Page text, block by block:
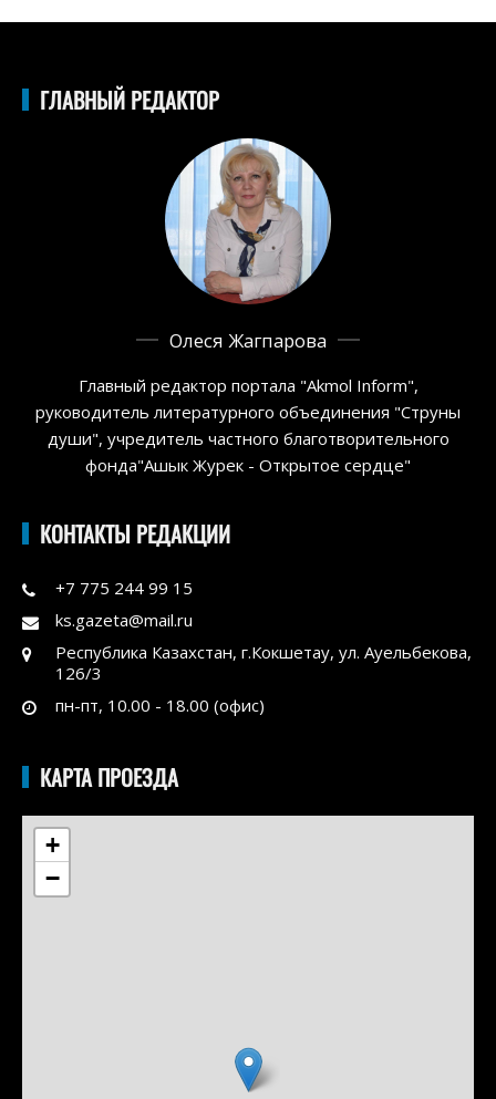
ГЛАВНЫЙ РЕДАКТОР
Олеся Жагпарова
Главный редактор портала "Akmol Inform",
руководитель литературного объединения "Струны
души", учредитель частного благотворительного
фонда"Ашык Журек - Открытое сердце"
КОНТАКТЫ РЕДАКЦИИ
+7 775 244 99 15
ks.gazeta@mail.ru
Республика Казахстан, г.Кокшетау, ул. Ауельбекова,
126/3
пн-пт, 10.00 - 18.00 (офис)
КАРТА ПРОЕЗДА
+
−